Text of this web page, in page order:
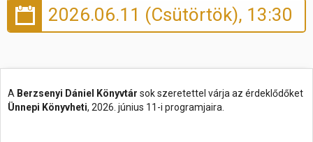
2026.06.11 (Csütörtök), 13:30
A Berzsenyi Dániel Könyvtár sok szeretettel várja az érdeklődőket
Ünnepi Könyvheti, 2026. június 11-i programjaira.